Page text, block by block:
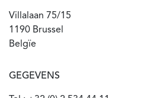
Villalaan 75/15
1190 Brussel
Belgïe
GEGEVENS